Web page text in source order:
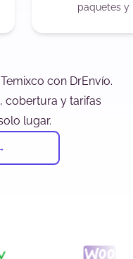
paquetes y
con DrEnvío.
cobertura y tarifas
lugar.